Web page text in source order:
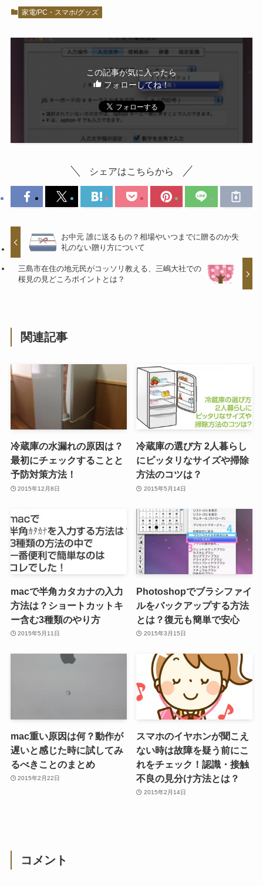
家電/PC・スマホ/グッズ
この記事が気に入ったら
フォローしてね！
シェアはこちらから
お中元 誰に送るもの？相場やいつまでに贈るのか失
礼のない贈り方について
三島市在住の地元民がコッソリ教える、三嶋大社での
桜見の見どころポイントとは？
関連記事
冷蔵庫の水漏れの原因は？
最初にチェックすることと
予防対策方法！
2015年12月8日
冷蔵庫の選び方 2人暮らし
にピッタリなサイズや掃除
方法のコツは？
2015年5月14日
macで半角カタカナの入力
方法は？ショートカットキ
ー含む3種類のやり方
2015年5月11日
Photoshopでブラシファイ
ルをバックアップする方法
とは？復元も簡単で安心
2015年3月15日
mac重い原因は何？動作が
遅いと感じた時に試してみ
るべきことのまとめ
2015年2月22日
スマホのイヤホンが聞こえ
ない時は故障を疑う前にこ
れをチェック！認識・接触
不良の見分け方法とは？
2015年2月14日
コメント